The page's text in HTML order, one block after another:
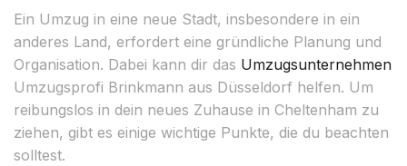
Ein Umzug in eine neue Stadt, insbesondere in ein
anderes Land, erfordert eine gründliche Planung und
Organisation. Dabei kann dir das Umzugsunternehmen
Umzugsprofi Brinkmann aus Düsseldorf helfen. Um
reibungslos in dein neues Zuhause in Cheltenham zu
ziehen, gibt es einige wichtige Punkte, die du beachten
solltest.